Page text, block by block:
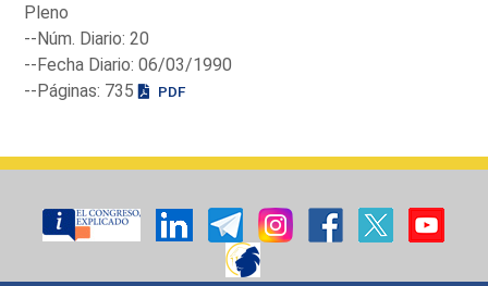
Pleno
--Núm. Diario: 20
--Fecha Diario: 06/03/1990
--Páginas: 735
PDF